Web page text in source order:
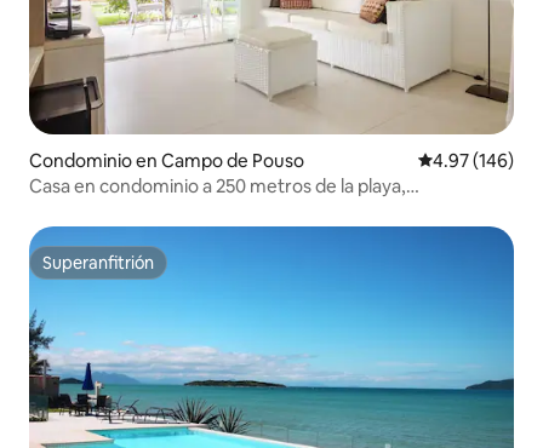
Condominio en Campo de Pouso Calificación
4.97 (146)
Casa en condominio a 250 metros de la playa,
Superanfitrión
Superanfitrión